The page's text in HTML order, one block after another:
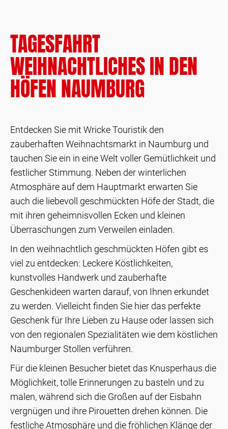
TAGESFAHRT
WEIHNACHTLICHES IN DEN
HÖFEN NAUMBURG
Entdecken Sie mit Wricke Touristik den
zauberhaften Weihnachtsmarkt in Naumburg und
tauchen Sie ein in eine Welt voller Gemütlichkeit und
festlicher Stimmung. Neben der winterlichen
Atmosphäre auf dem Hauptmarkt erwarten Sie
auch die liebevoll geschmückten Höfe der Stadt, die
mit ihren geheimnisvollen Ecken und kleinen
Überraschungen zum Verweilen einladen.
In den weihnachtlich geschmückten Höfen gibt es
viel zu entdecken: Leckere Köstlichkeiten,
kunstvolles Handwerk und zauberhafte
Geschenkideen warten darauf, von Ihnen erkundet
zu werden. Vielleicht finden Sie hier das perfekte
Geschenk für Ihre Lieben zu Hause oder lassen sich
von den regionalen Spezialitäten wie dem köstlichen
Naumburger Stollen verführen.
Für die kleinen Besucher bietet das Knusperhaus die
Möglichkeit, tolle Erinnerungen zu basteln und zu
malen, während sich die Großen auf der Eisbahn
vergnügen und ihre Pirouetten drehen können. Die
festliche Atmosphäre und die fröhlichen Klänge der